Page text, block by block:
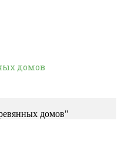
домов
домов"